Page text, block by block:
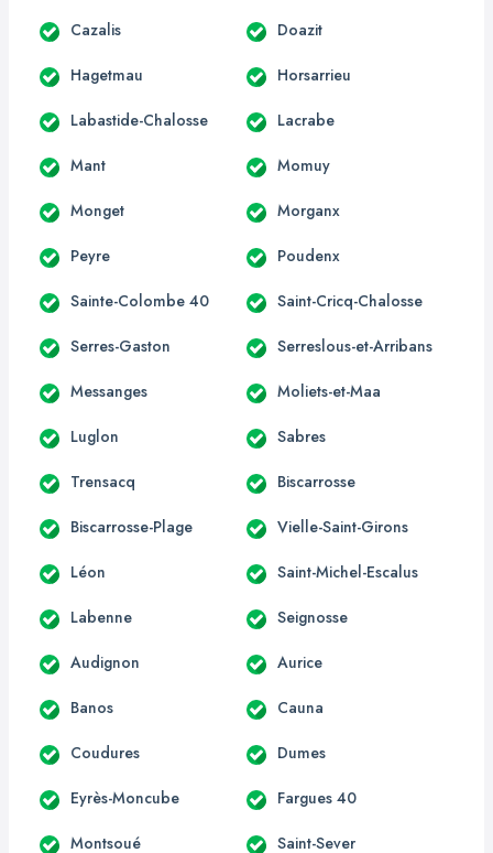
Cazalis Doazit
Hagetmau Horsarrieu
Labastide-Chalosse Lacrabe
Mant Momuy
Monget Morganx
Peyre Poudenx
Sainte-Colombe 40 Saint-Cricq-Chalosse
Serres-Gaston Serreslous-et-Arribans
Messanges Moliets-et-Maa
Luglon Sabres
Trensacq Biscarrosse
Biscarrosse-Plage Vielle-Saint-Girons
Léon Saint-Michel-Escalus
Labenne Seignosse
Audignon Aurice
Banos Cauna
Coudures Dumes
Eyrès-Moncube Fargues 40
Montsoué Saint-Sever